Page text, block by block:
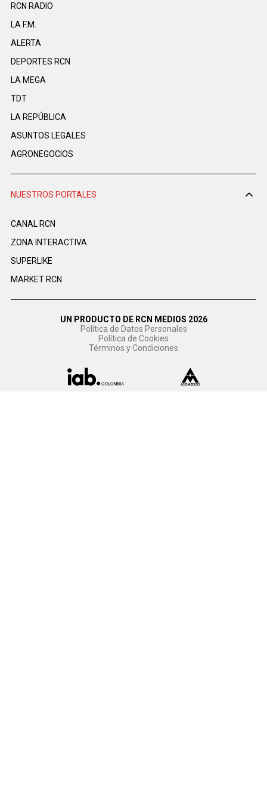
RCN RADIO
LA F.M.
ALERTA
DEPORTES RCN
LA MEGA
TDT
LA REPÚBLICA
ASUNTOS LEGALES
AGRONEGOCIOS
NUESTROS PORTALES
CANAL RCN
ZONA INTERACTIVA
SUPERLIKE
MARKET RCN
UN PRODUCTO DE RCN MEDIOS 2026
Política de Datos Personales
Política de Cookies
Términos y Condiciones